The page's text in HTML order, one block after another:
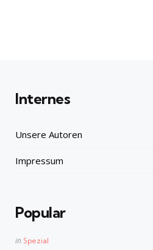
Internes
Unsere Autoren
Impressum
Popular
Posted
in Spezial